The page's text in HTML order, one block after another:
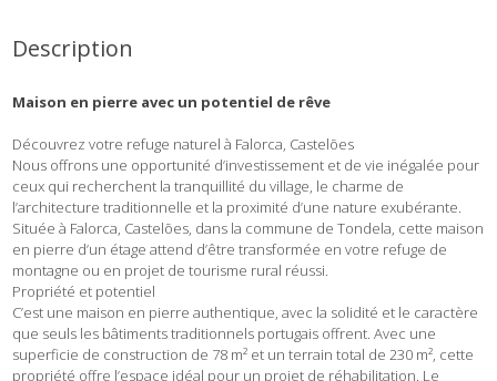
Description
Maison en pierre avec un potentiel de rêve
Découvrez votre refuge naturel à Falorca, Castelões
Nous offrons une opportunité d’investissement et de vie inégalée pour
ceux qui recherchent la tranquillité du village, le charme de
l’architecture traditionnelle et la proximité d’une nature exubérante.
Située à Falorca, Castelões, dans la commune de Tondela, cette maison
en pierre d’un étage attend d’être transformée en votre refuge de
montagne ou en projet de tourisme rural réussi.
Propriété et potentiel
C’est une maison en pierre authentique, avec la solidité et le caractère
que seuls les bâtiments traditionnels portugais offrent. Avec une
superficie de construction de 78 m² et un terrain total de 230 m², cette
propriété offre l’espace idéal pour un projet de réhabilitation. Le